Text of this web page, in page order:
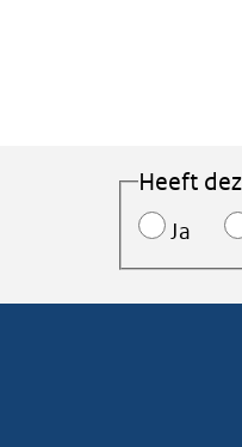
Heeft
Ja